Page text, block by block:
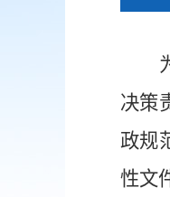
决策
政规
性文